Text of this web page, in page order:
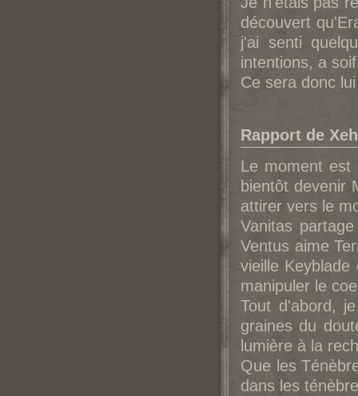
découvert
j'ai senti
intentions, a
Ce sera donc
Rapport de
Le moment est
bientôt devenir
attirer vers le
Vanitas
Ventus aime
vieille
manipuler le
Tout d'abord,
graines du
lumière à la
Que les
dans les